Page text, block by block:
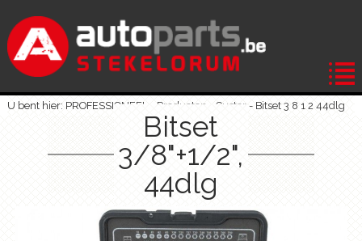
U bent hier: PROFESSIONEEL - Producten Custor- Bitset 3 8 1 2 44dlg
Bitset
3/8"+1/2",
44dlg